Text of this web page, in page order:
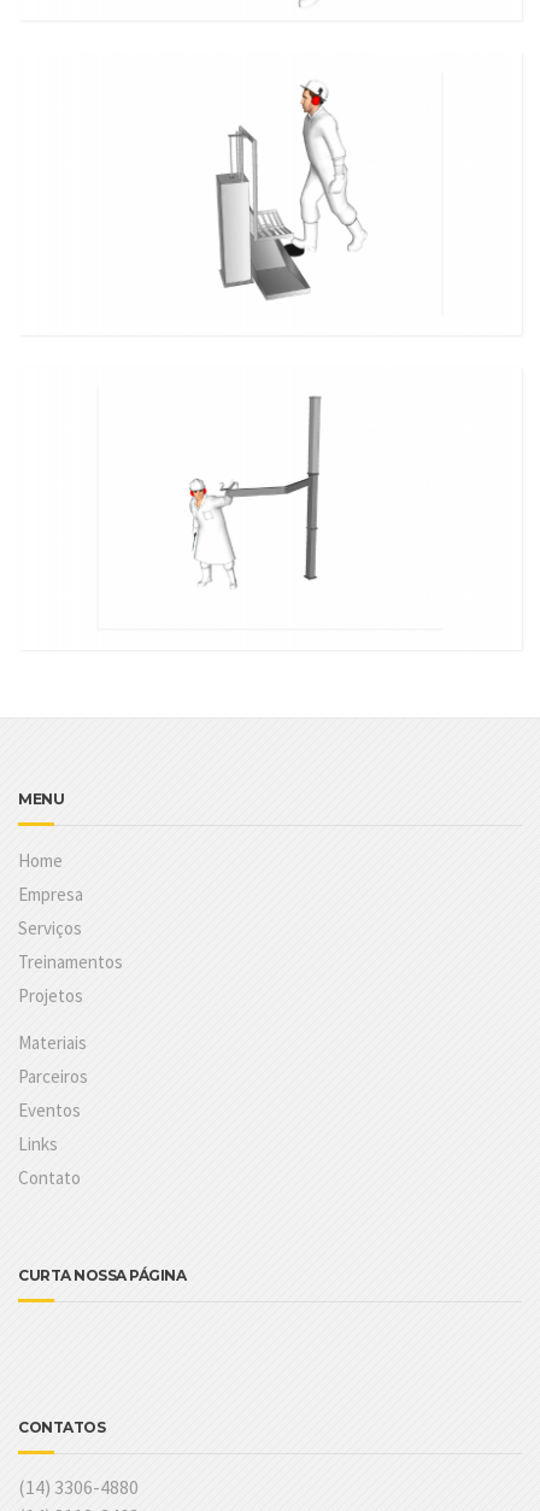
DISPOSITIVO BOMBEADOR DE PALETA BOVINA
MAIS DETALHES
DISPOSITIVO DESTACADOR DE ALCATRA
MAIS DETALHES
MENU
Home
Empresa
Serviços
Treinamentos
Projetos
Materiais
Parceiros
Eventos
Links
Contato
CURTA NOSSA PÁGINA
CONTATOS
(14) 3306-4880